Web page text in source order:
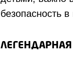
безопасность в